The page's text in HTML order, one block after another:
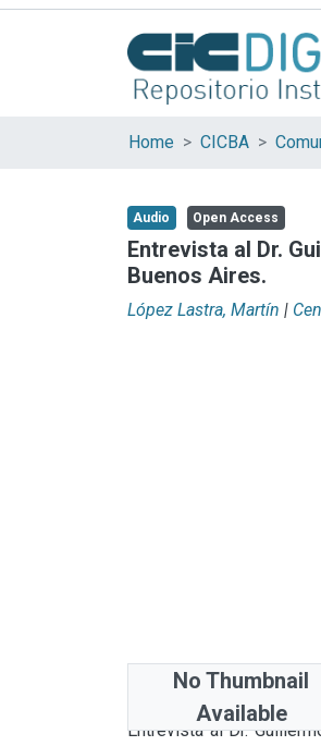
Home CICBA
Audio Open Access
Entrevista al Dr.
Buenos Aires.
López Lastra, Martín |
Entrevista al Dr.
No Thumbnail
Available